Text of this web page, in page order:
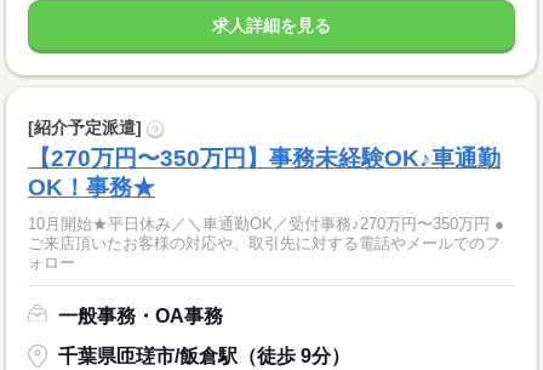
求人詳細を見る
[紹介予定派遣] ?
【270万円〜350万円】事務未経験OK♪車通勤
OK！事務★
10月開始★平日休み／＼車通勤OK／受付事務♪270万円〜350万円 ●
ご来店頂いたお客様の対応や、取引先に対する電話やメールでのフ
ォロー
一般事務・OA事務
千葉県匝瑳市/飯倉駅（徒歩 9分）